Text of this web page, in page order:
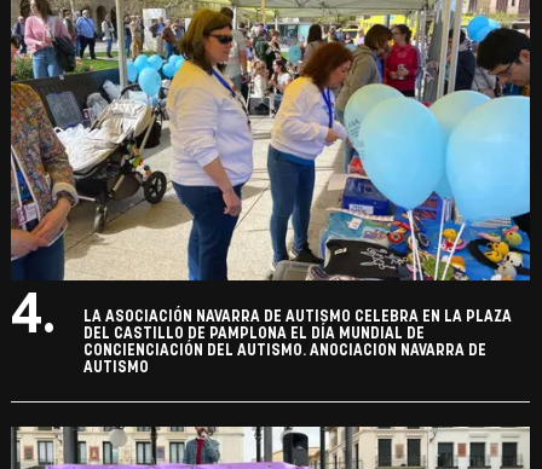
4.
LA ASOCIACIÓN NAVARRA DE AUTISMO CELEBRA EN LA PLAZA
DEL CASTILLO DE PAMPLONA EL DÍA MUNDIAL DE
CONCIENCIACIÓN DEL AUTISMO. ANOCIACION NAVARRA DE
AUTISMO